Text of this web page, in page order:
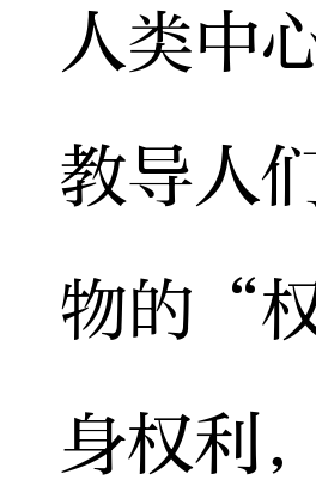
人类中
教导人
物的“
身权利